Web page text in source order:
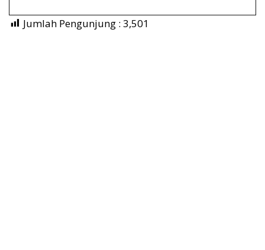
Jumlah Pengunjung : 3,501